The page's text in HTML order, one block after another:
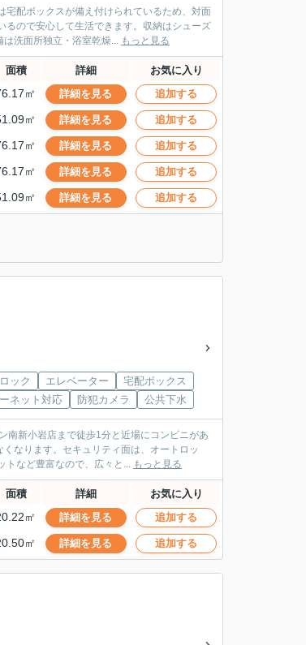
配ボックスが備え付けられているため、対面
るので安心して生活できます。収納はシューズ
洗面所独立・浴室乾燥... もっと見る
面積 詳細 お気に入り
㎡ 詳細を見る 追加する
㎡ 詳細を見る 追加する
㎡ 詳細を見る 追加する
㎡ 詳細を見る 追加する
㎡ 詳細を見る 追加する
ック エレベーター
宅配ボックス
ネット対応
防犯カメラ 公共下水
南新小岩店まで徒歩1分と近場にコンビニがあ
なります。セキュリティ面は、オートロッ
トなど豊富なので、広々と... もっと見る
面積 詳細 お気に入り
㎡ 詳細を見る 追加する
㎡ 詳細を見る 追加する